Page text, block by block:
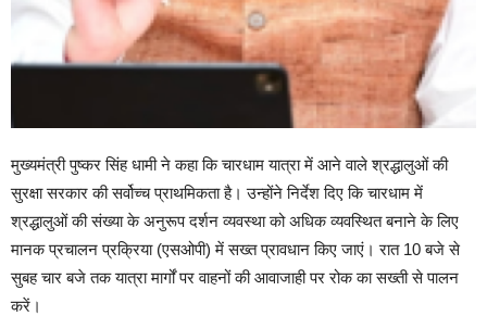
मुख्यमंत्री पुष्कर सिंह धामी ने कहा कि चारधाम यात्रा में आने वाले श्रद्धालुओं की
सुरक्षा सरकार की सर्वोच्च प्राथमिकता है। उन्होंने निर्देश दिए कि चारधाम में
श्रद्धालुओं की संख्या के अनुरूप दर्शन व्यवस्था को अधिक व्यवस्थित बनाने के लिए
मानक प्रचालन प्रक्रिया (एसओपी) में सख्त प्रावधान किए जाएं। रात 10 बजे से
सुबह चार बजे तक यात्रा मार्गों पर वाहनों की आवाजाही पर रोक का सख्ती से पालन
करें।